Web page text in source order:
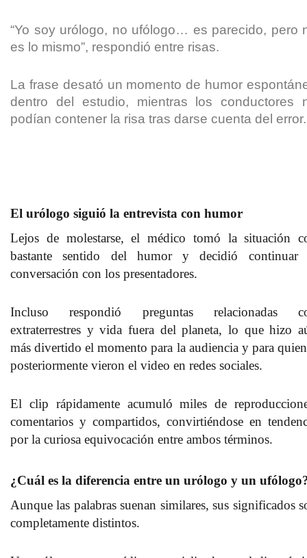
“Yo soy urólogo, no ufólogo… es parecido, pero
es lo mismo”, respondió entre risas.
La frase desató un momento de humor
dentro del estudio, mientras los conductores
podían contener la risa tras darse cuenta del error.
El urólogo siguió la entrevista con humor
Lejos de molestarse, el médico tomó la situación
bastante sentido del humor y decidió continuar
conversación con los presentadores.
Incluso respondió preguntas relacionadas
extraterrestres y vida fuera del planeta, lo que hizo
más divertido el momento para la audiencia y para
posteriormente vieron el video en redes sociales.
El clip rápidamente acumuló miles de
comentarios y compartidos, convirtiéndose en
por la curiosa equivocación entre ambos términos.
¿Cuál es la diferencia entre un urólogo y un
Aunque las palabras suenan similares, sus significados
completamente distintos.